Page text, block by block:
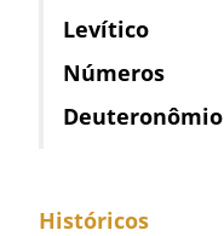
Levítico
Números
Deuteronômio
Históricos